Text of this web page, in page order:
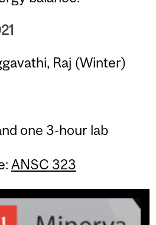
Raj (Winter)
one 3-hour lab
ANSC 323